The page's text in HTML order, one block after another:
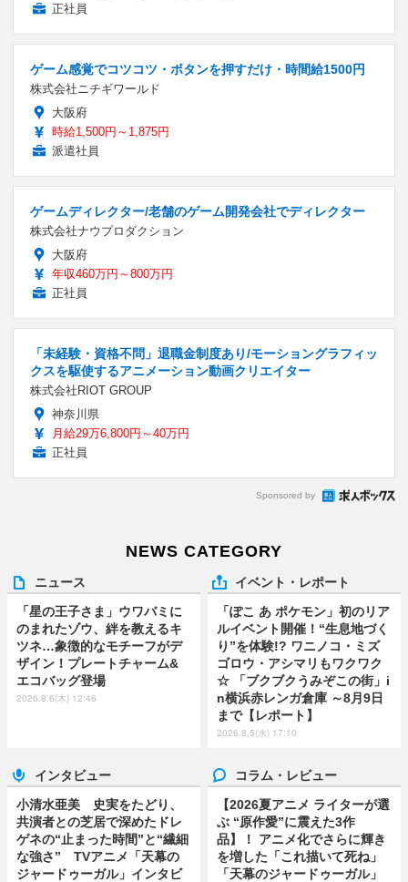
正社員
ゲーム感覚でコツコツ・ボタンを押すだけ・時間給1500円
株式会社ニチギワールド
大阪府
時給1,500円～1,875円
派遣社員
ゲームディレクター/老舗のゲーム開発会社でディレクター
株式会社ナウプロダクション
大阪府
年収460万円～800万円
正社員
「未経験・資格不問」退職金制度あり/モーショングラフィッ
クスを駆使するアニメーション動画クリエイター
株式会社RIOT GROUP
神奈川県
月給29万6,800円～40万円
正社員
Sponsored by
NEWS CATEGORY
ニュース
「星の王子さま」ウワバミに
のまれたゾウ、絆を教えるキ
ツネ…象徴的なモチーフがデ
ザイン！プレートチャーム&
エコバッグ登場
2026.8.6(木) 12:46
イベント・レポート
「ぽこ あ ポケモン」初のリア
ルイベント開催！“生息地づく
り”を体験!? ワニノコ・ミズ
ゴロウ・アシマリもワクワク
☆ 「ブクブクうみぞこの街」i
n横浜赤レンガ倉庫 ～8月9日
まで【レポート】
2026.8.5(水) 17:10
インタビュー
小清水亜美 史実をたどり、
共演者との芝居で深めたドレ
ゲネの“止まった時間”と“繊細
な強さ” TVアニメ「天幕の
ジャードゥーガル」インタビ
コラム・レビュー
【2026夏アニメ ライターが選
ぶ “原作愛”に震えた3作
品】！ アニメ化でさらに輝き
を増した「これ描いて死ね」
「天幕のジャードゥーガル」